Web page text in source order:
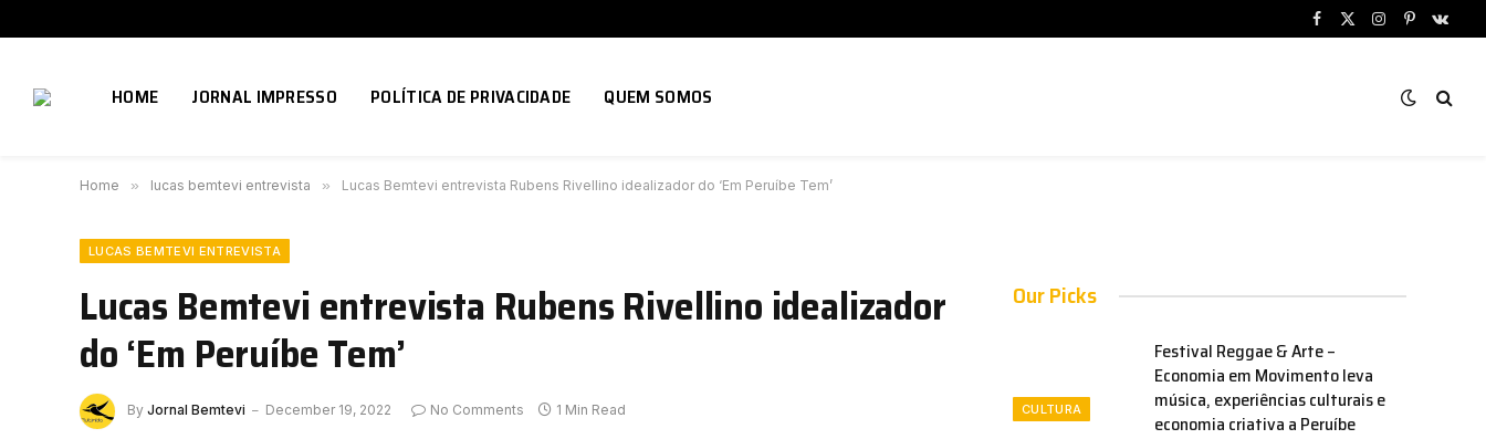
Facebook
X
Instagram
Pinterest
HOME JORNAL IMPRESSO POLÍTICA DE PRIVACIDADE QUEM SOMOS
Home » lucas bemtevi entrevista » Lucas Bemtevi entrevista Rubens Rivellino idealizador do ‘Em Peruíbe Tem’
LUCAS BEMTEVI ENTREVISTA
Lucas Bemtevi entrevista Rubens Rivellino idealizador
do ‘Em Peruíbe Tem’
By Jornal Bemtevi December 19, 2022 No Comments 1 Min Read
Our Picks
CULTURA
Festival Reggae & Arte –
Economia em Movimento leva
música, experiências culturais e
economia criativa a Peruíbe